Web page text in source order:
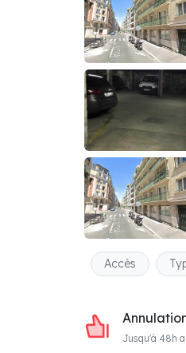
Accès
Jusqu'à 48h